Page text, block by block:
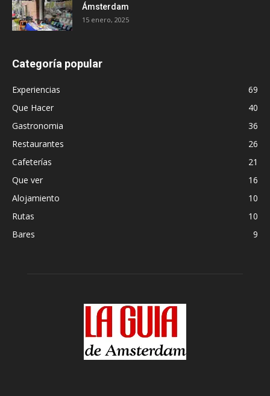
Ámsterdam
15 enero, 2025
Categoría popular
Experiencias
69
Que Hacer
40
Gastronomia
36
Restaurantes
26
Cafeterías
21
Que ver
16
Alojamiento
10
Rutas
10
Bares
9